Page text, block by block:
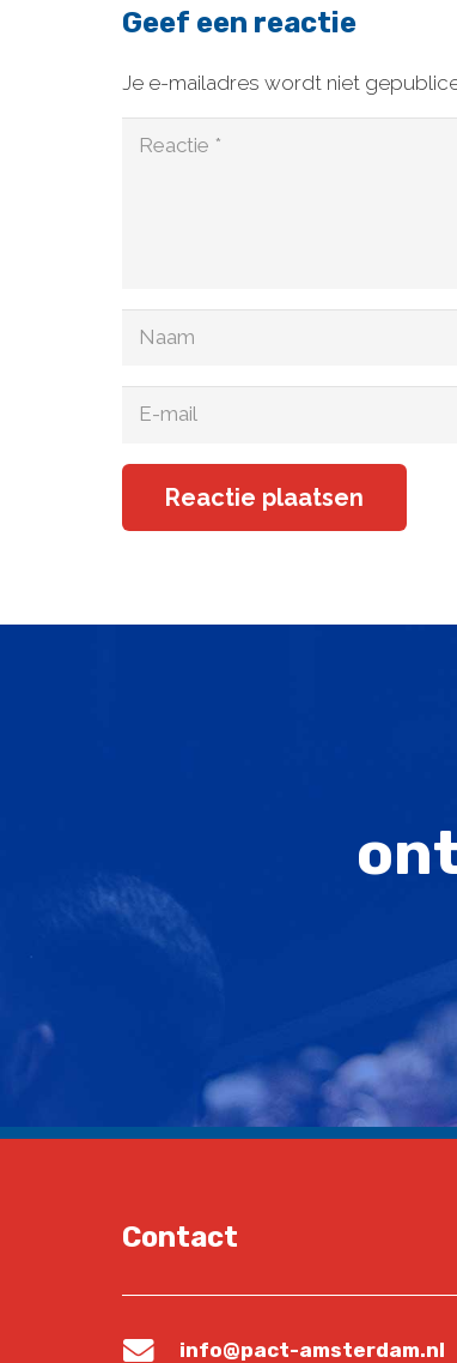
Geef een reactie
Je e-mailadres wordt niet
Reactie plaatsen
Contact
info@pact-amsterdam.nl